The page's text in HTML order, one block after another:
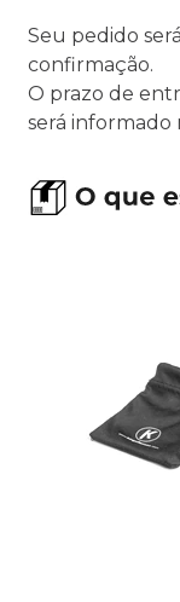
Seu pedido
confirmação.
O prazo de
será informado